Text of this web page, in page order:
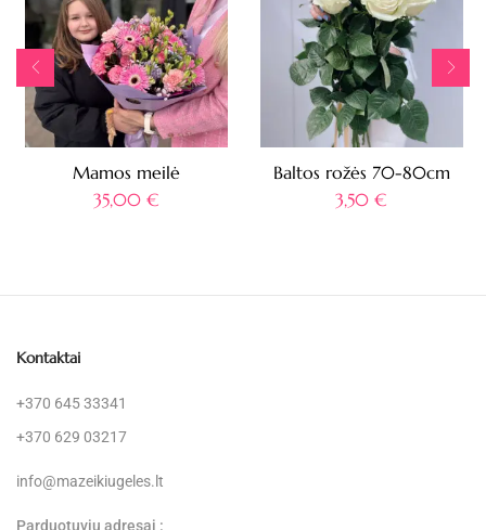
Mamos meilė
35,00 €
Baltos rožės 70-80cm
3,50 €
Kontaktai
+370 645 33341
+370 629 03217
info@mazeikiugeles.lt
Parduotuvių adresai :